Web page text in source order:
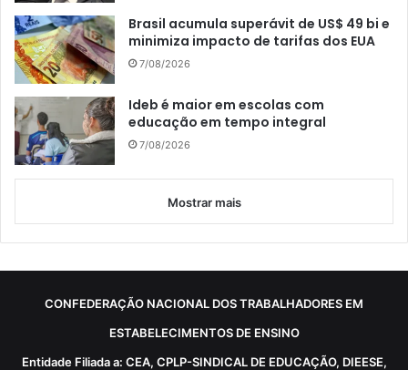
Brasil acumula superávit de US$ 49 bi e
minimiza impacto de tarifas dos EUA
7/08/2026
Ideb é maior em escolas com
educação em tempo integral
7/08/2026
Mostrar mais
CONFEDERAÇÃO NACIONAL DOS TRABALHADORES EM
ESTABELECIMENTOS DE ENSINO
Entidade Filiada a: CEA, CPLP-SINDICAL DE EDUCAÇÃO, DIEESE,